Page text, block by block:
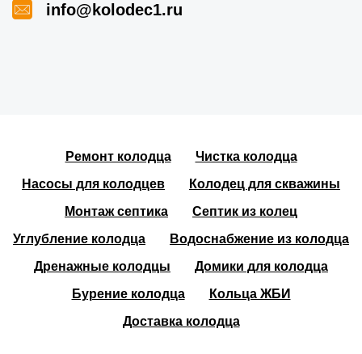
info@kolodec1.ru
Ремонт колодца
Чистка колодца
Насосы для колодцев
Колодец для скважины
Монтаж септика
Септик из колец
Углубление колодца
Водоснабжение из колодца
Дренажные колодцы
Домики для колодца
Бурение колодца
Кольца ЖБИ
Доставка колодца